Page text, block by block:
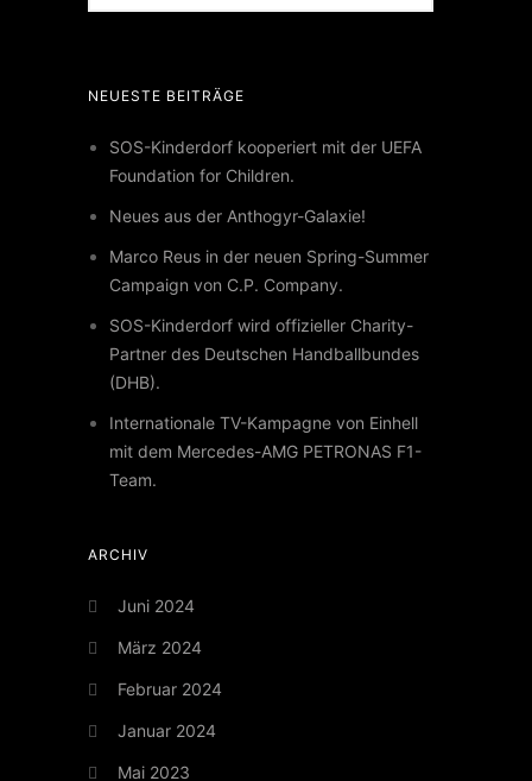
NEUESTE BEITRÄGE
SOS-Kinderdorf kooperiert mit der UEFA
Foundation for Children.
Neues aus der Anthogyr-Galaxie!
Marco Reus in der neuen Spring-Summer
Campaign von C.P. Company.
SOS-Kinderdorf wird offizieller Charity-
Partner des Deutschen Handballbundes
(DHB).
Internationale TV-Kampagne von Einhell
mit dem Mercedes-AMG PETRONAS F1-
Team.
ARCHIV
Juni 2024
März 2024
Februar 2024
Januar 2024
Mai 2023